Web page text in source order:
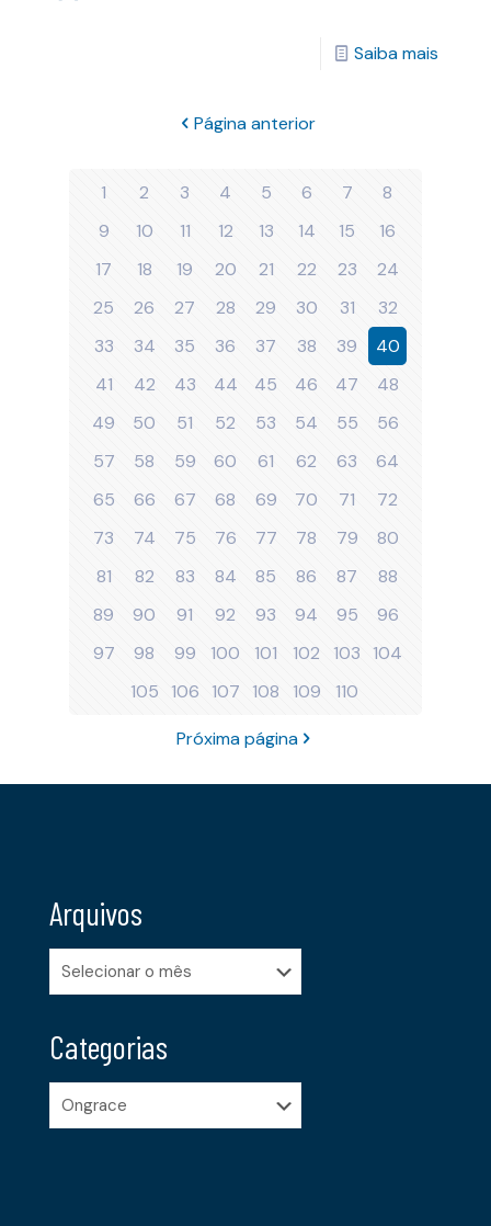
Saiba mais
Página anterior
1 2 3 4 5 6 7
8
9
10 11 12 13 14 15
16
17
18 19 20 21 22 23
24
25
26 27 28 29 30 31
32
33
34 35 36 37 38 39
40
41
42 43 44 45 46 47
48
49
50 51 52 53 54 55
56
57
58 59 60 61 62 63
64
65
66 67 68 69 70 71
72
73
74 75 76 77 78 79
80
81
82 83 84 85 86 87
88
89
90 91 92 93 94 95
96
97
98 99 100 101 102 103 104
105
106 107 108 109 110
Próxima página
Arquivos
Arquivos
Categorias
Categorias